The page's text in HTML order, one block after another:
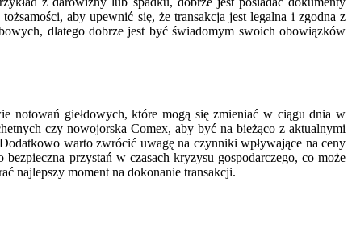
aby upewnić się, że transakcja jest legalna i zgodna z
dlatego dobrze jest być świadomym swoich obowiązków
notowań giełdowych, które mogą się zmieniać w ciągu dnia w
czy nowojorska Comex, aby być na bieżąco z aktualnymi
warto zwrócić uwagę na czynniki wpływające na ceny
przystań w czasach kryzysu gospodarczego, co może
najlepszy moment na dokonanie transakcji.